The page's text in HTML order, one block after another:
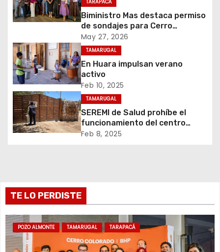
i
n
d
e
e
n
a
d
a
TARAPACÁ
Biministro Mas destaca permiso
de sondajes para Cerro
Colorado
May 27, 2026
TAMARUGAL
En Huara impulsan verano
activo
Feb 10, 2025
TAMARUGAL
SEREMI de Salud prohíbe el
funcionamiento del centro
recreativo Tantakuy
Feb 8, 2025
TE LO PERDISTE
POZO ALMONTE TAMARUGAL TARAPACÁ